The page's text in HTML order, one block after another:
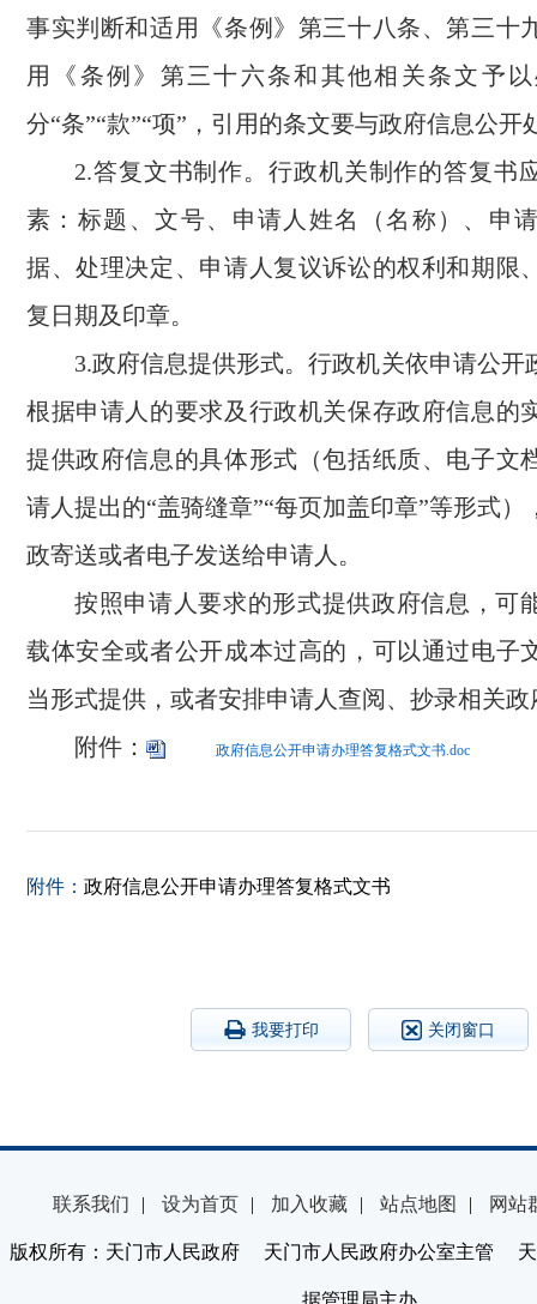
事实判断和适用《条例》第三十八条、第三十
用《条例》第三十六条和其他相关条文予
分“条”“款”“项”，引用的条文要与政府信息公开
2.答复文书制作。行政机关制作的答复书
素：标题、文号、申请人姓名（名称）、申
据、处理决定、申请人复议诉讼的权利和期限
复日期及印章。
3.政府信息提供形式。行政机关依申请公开
根据申请人的要求及行政机关保存政府信息的
提供政府信息的具体形式（包括纸质、电子文
请人提出的“盖骑缝章”“每页加盖印章”等形式）
政寄送或者电子发送给申请人。
按照申请人要求的形式提供政府信息，可
载体安全或者公开成本过高的，可以通过电子
当形式提供，或者安排申请人查阅、抄录相关政
附件：
政府信息公开申请办理答复格式文书.doc
附件： 政府信息公开申请办理答复格式文书
我要打印 关闭窗口
联系我们 | 设为首页 | 加入收藏 | 站点地图 | 网站
版权所有：天门市人民政府 天门市人民政府办公室主管 天
据管理局主办